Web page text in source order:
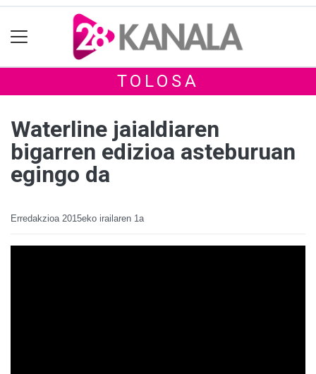
TOLOSA
Waterline jaialdiaren
bigarren edizioa asteburuan
egingo da
Erredakzioa 2015eko irailaren 1a